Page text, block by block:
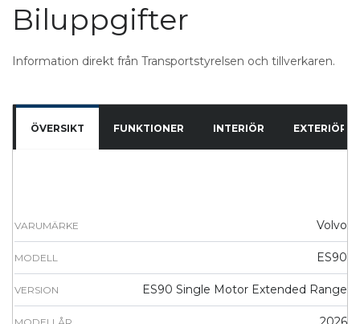
Biluppgifter
Information direkt från Transportstyrelsen och tillverkaren.
ÖVERSIKT FUNKTIONER INTERIÖR EXTERIÖR
VARUMÄRKE Volvo
MODELL ES90
VERSION ES90 Single Motor Extended Range